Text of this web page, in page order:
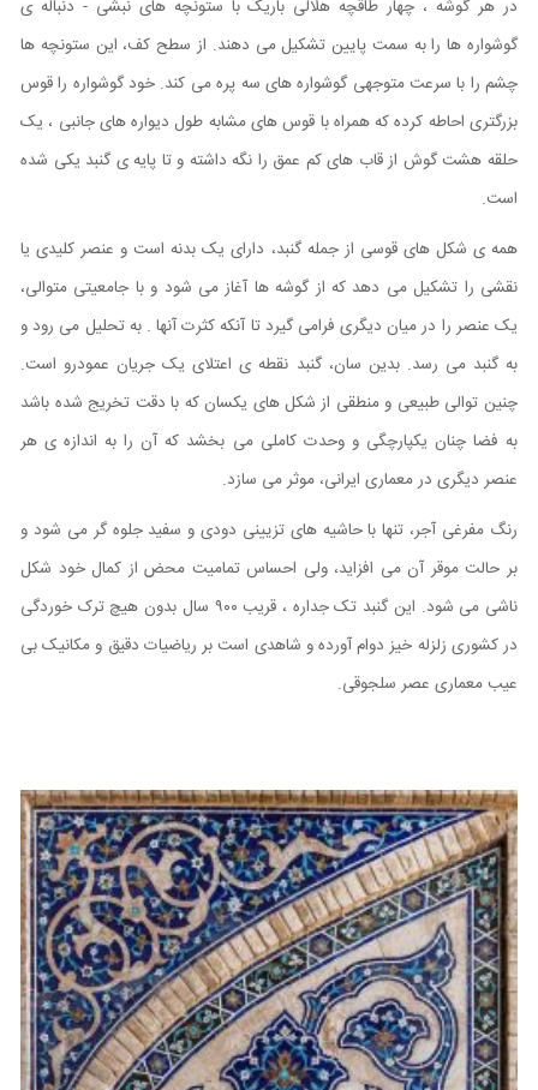
در هر گوشه ، چهار طاقچه هلالی باریک با ستونچه های نبشی - دنباله ی
گوشواره ها را به سمت پایین تشکیل می دهند. از سطح کف، این ستونچه ها
چشم را با سرعت متوجهی گوشواره های سه پره می کند. خود گوشواره را قوس
بزرگتری احاطه کرده که همراه با قوس های مشابه طول دیواره های جانبی ، یک
حلقه هشت گوش از قاب های کم عمق را نگه داشته و تا پایه ی گنبد یکی شده
است.
همه ی شکل های قوسی از جمله گنبد، دارای یک بدنه است و عنصر کلیدی یا
نقشی را تشکیل می دهد که از گوشه ها آغاز می شود و با جامعیتی متوالی،
یک عنصر را در میان دیگری فرامی گیرد تا آنکه کثرت آنها . به تحلیل می رود و
به گنبد می رسد. بدین سان، گنبد نقطه ی اعتلای یک جریان عمودرو است.
چنین توالی طبیعی و منطقی از شکل های یکسان که با دقت تخریج شده باشد
به فضا چنان یکپارچگی و وحدت کاملی می بخشد که آن را به اندازه ی هر
عنصر دیگری در معماری ایرانی، موثر می سازد.
رنگ مفرغی آجر، تنها با حاشیه های تزیینی دودی و سفید جلوه گر می شود و
بر حالت موقر آن می افزاید، ولی احساس تمامیت محض از کمال خود شکل
ناشی می شود. این گنبد تک جداره ، قریب ۹۰۰ سال بدون هیچ ترک خوردگی
در کشوری زلزله خیز دوام آورده و شاهدی است بر ریاضیات دقیق و مکانیک بی
عیب معماری عصر سلجوقی.